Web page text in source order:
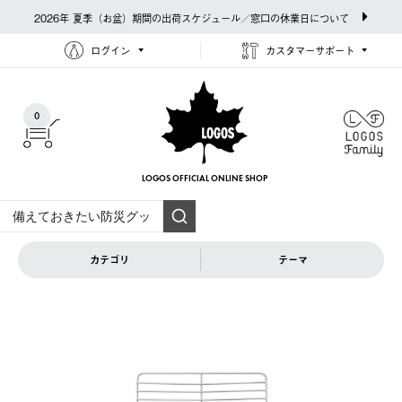
2026年 夏季（お盆）期間の出荷スケジュール／窓口の休業日について
ログイン カスタマーサポート
0
LOGOS OFFICIAL ONLINE SHOP
カテゴリ テーマ